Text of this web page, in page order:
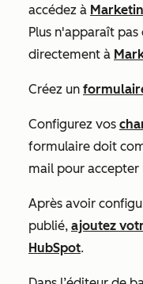
accédez à
Plus n'apparaît pas
directement à
Créez un
Configurez vos
formulaire doit
mail pour accepter
Après avoir
publié, ajoutez
HubSpot.